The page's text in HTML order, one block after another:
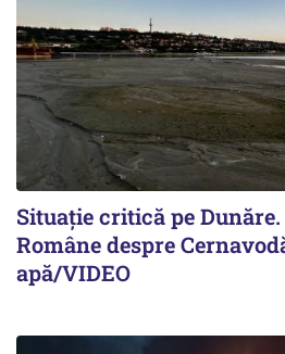
Situație critică pe Dunăre.
Române despre
apă/VIDEO